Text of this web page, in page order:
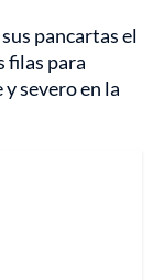
pancartas el
filas para
severo en la